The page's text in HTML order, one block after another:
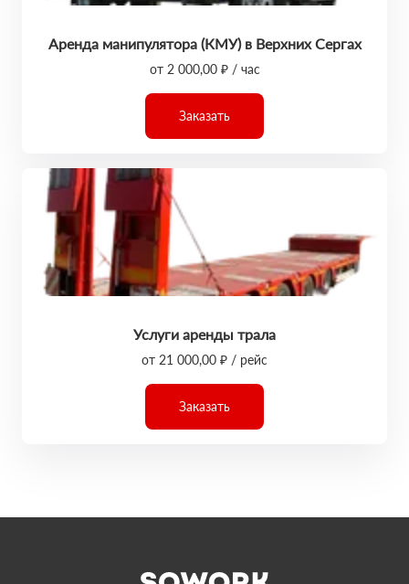
Аренда манипулятора (КМУ) в Верхних Сергах
от 2 000,00 ₽ / час
Заказать
Услуги аренды трала
от 21 000,00 ₽ / рейс
Заказать